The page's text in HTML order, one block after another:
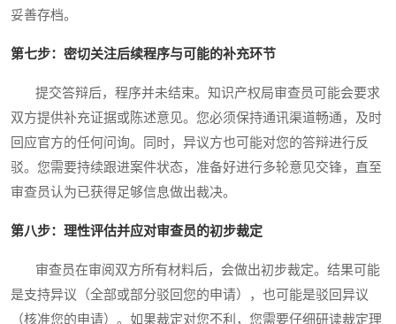
妥善存档。
第七步：密切关注后续程序与可能的补充环节
提交答辩后，程序并未结束。知识产权局审查员可能会要求
双方提供补充证据或陈述意见。您必须保持通讯渠道畅通，及时
回应官方的任何问询。同时，异议方也可能对您的答辩进行反
驳。您需要持续跟进案件状态，准备好进行多轮意见交锋，直至
审查员认为已获得足够信息做出裁决。
第八步：理性评估并应对审查员的初步裁定
审查员在审阅双方所有材料后，会做出初步裁定。结果可能
是支持异议（全部或部分驳回您的申请），也可能是驳回异议
（核准您的申请）。如果裁定对您不利，您需要仔细研读裁定理